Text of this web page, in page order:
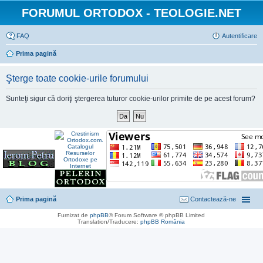
FORUMUL ORTODOX - TEOLOGIE.NET
FAQ Autentificare
Prima pagină
Şterge toate cookie-urile forumului
Sunteţi sigur că doriţi ştergerea tuturor cookie-urilor primite de pe acest forum?
Prima pagină Contactează-ne
Furnizat dephpBB® Forum Software © phpBB Limited
Translation/Traducere:phpBB România